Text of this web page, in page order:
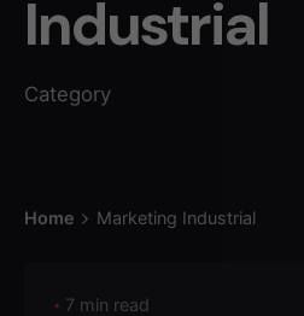
Industrial
Category
Home Marketing Industrial
7 min read